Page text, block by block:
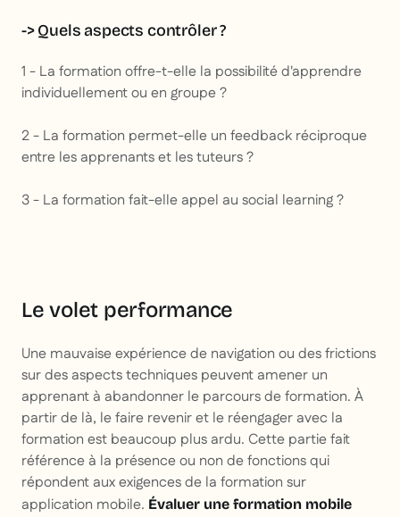
-> Quels aspects contrôler ?
1 - La formation offre-t-elle la possibilité d'apprendre
individuellement ou en groupe ?
2 - La formation permet-elle un feedback réciproque
entre les apprenants et les tuteurs ?
3 - La formation fait-elle appel au social learning ?
Le volet performance
Une mauvaise expérience de navigation ou des frictions
sur des aspects techniques peuvent amener un
apprenant à abandonner le parcours de formation. À
partir de là, le faire revenir et le réengager avec la
formation est beaucoup plus ardu. Cette partie fait
référence à la présence ou non de fonctions qui
répondent aux exigences de la formation sur
application mobile. Évaluer une formation mobile